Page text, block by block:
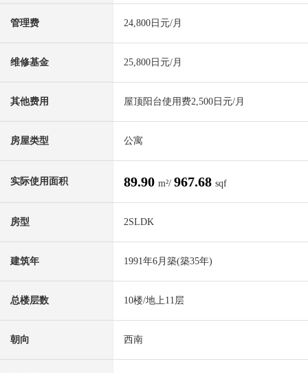
管理费 24,800日元/月
维修基金 25,800日元/月
其他费用 屋顶阳台使用费2,500日元/月
房屋类型 公寓
实际使用面积 89.90 m²/ 967.68 sqf
房型 2SLDK
建筑年 1991年6月築(築35年)
总楼层数 10楼/地上11层
朝向 西南